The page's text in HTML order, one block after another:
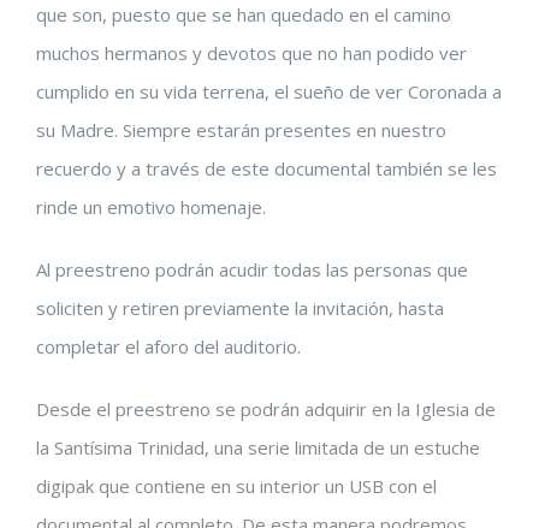
que son, puesto que se han quedado en el camino
muchos hermanos y devotos que no han podido ver
cumplido en su vida terrena, el sueño de ver Coronada a
su Madre. Siempre estarán presentes en nuestro
recuerdo y a través de este documental también se les
rinde un emotivo homenaje.
Al preestreno podrán acudir todas las personas que
soliciten y retiren previamente la invitación, hasta
completar el aforo del auditorio.
Desde el preestreno se podrán adquirir en la Iglesia de
la Santísima Trinidad, una serie limitada de un estuche
digipak que contiene en su interior un USB con el